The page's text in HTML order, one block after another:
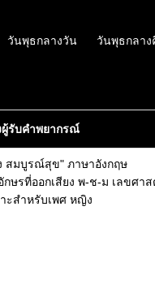
วันพุธกลางวัน วันพุธกลา
รับคำพยากรณ์
สมบูรณ์สุข" ภาษาอังกฤษ
ษรที่ออกเสียง พ-ช-ม เลขศา
ะสำหรับเพศ หญิง